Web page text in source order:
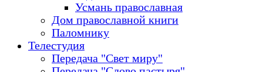
Усмань православная
Дом православной книги
Паломнику
Телестудия
Передача "Свет миру"